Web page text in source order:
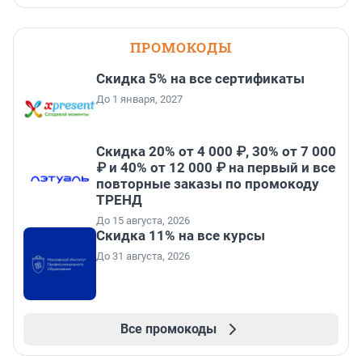
ПРОМОКОДЫ
Скидка 5% на все сертификаты
До 1 января, 2027
Скидка 20% от 4 000 ₽, 30% от 7 000
₽ и 40% от 12 000 ₽ на первый и все
повторные заказы по промокоду
ТРЕНД
До 15 августа, 2026
Скидка 11% на все курсы
До 31 августа, 2026
Все промокоды